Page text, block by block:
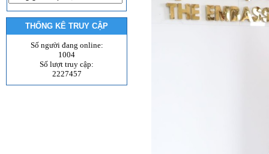
THỐNG KÊ TRUY CẬP
Số người đang online:
1004
Số lượt truy cập:
2227457